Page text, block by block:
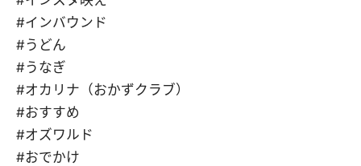
#インバウンド
#うどん
#うなぎ
#オカリナ（おかずクラブ）
#おすすめ
#オズワルド
#おでかけ